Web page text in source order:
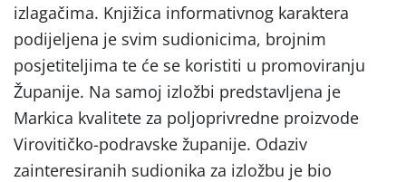
izlagačima. Knjižica informativnog karaktera
podijeljena je svim sudionicima, brojnim
posjetiteljima te će se koristiti u promoviranju
Županije. Na samoj izložbi predstavljena je
Markica kvalitete za poljoprivredne proizvode
Virovitičko-podravske županije. Odaziv
zainteresiranih sudionika za izložbu je bio